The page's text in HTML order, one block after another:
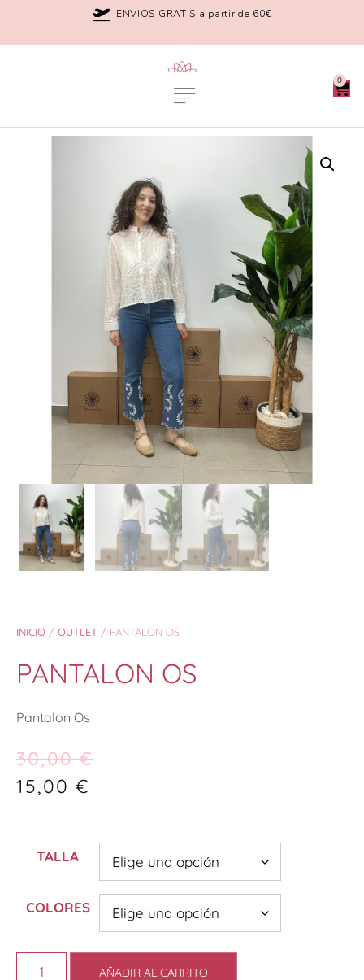
ENVIOS GRATIS a partir de 60€
0
INICIO / OUTLET / PANTALON OS
PANTALON OS
Pantalon Os
30,00€
15,00€
TALLA
COLORES
AÑADIR AL CARRITO